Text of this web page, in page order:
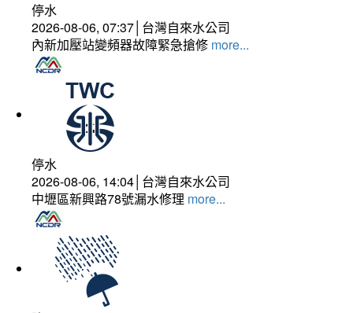
停水
2026-08-06, 07:37│台灣自來水公司
內新加壓站變頻器故障緊急搶修 more...
停水
2026-08-06, 14:04│台灣自來水公司
中壢區新興路78號漏水修理 more...